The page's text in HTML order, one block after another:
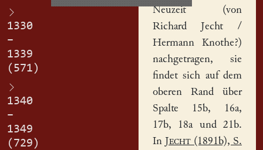
1330
–
1339
(571)
1340
–
1349
(729)
Neuzeit (von
Richard Jecht /
Hermann Knothe?)
nachgetragen, sie
findet sich auf dem
oberen Rand über
Spalte 15b, 16a,
17b, 18a und 21b.
In Jecht(1891b), S.